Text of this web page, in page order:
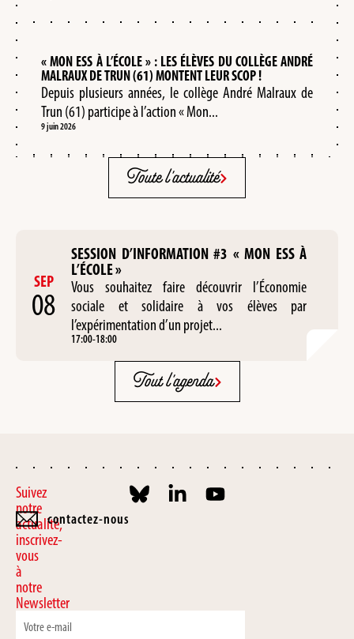
« MON ESS À L’ÉCOLE » : LES ÉLÈVES DU COLLÈGE ANDRÉ
MALRAUX DE TRUN (61) MONTENT LEUR SCOP !
Depuis plusieurs années, le collège André Malraux de
Trun (61) participe à l’action « Mon...
9 juin 2026
Toute l'actualité
SEP
08
SESSION D’INFORMATION #3 « MON ESS À
L’ÉCOLE »
Vous souhaitez faire découvrir l’Économie
sociale et solidaire à vos élèves par
l’expérimentation d’un projet...
17:00-18:00
Tout l'agenda
Suivez
notre
actualité,
inscrivez-
vous
à
notre
Newsletter
contactez-nous